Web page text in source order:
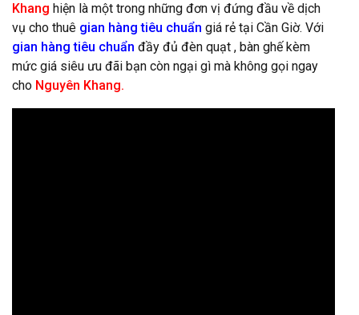
Khang hiện là một trong những đơn vị đứng đầu về dịch
vụ cho thuê gian hàng tiêu chuẩn giá rẻ tại Cần Giờ. Với
gian hàng tiêu chuẩn đầy đủ đèn quạt , bàn ghế kèm
mức giá siêu ưu đãi bạn còn ngại gì mà không gọi ngay
cho Nguyên Khang.